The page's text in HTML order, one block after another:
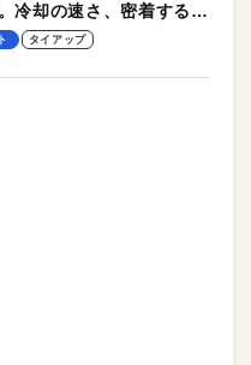
冷却の速さ、密着する冷
ルな操作性がグッド！
タイアップ